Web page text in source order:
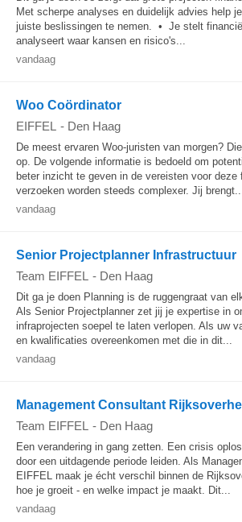
Met scherpe analyses en duidelijk advies help
juiste beslissingen te nemen. • Je stelt
analyseert waar kansen en risico's...
vandaag
Woo Coördinator
EIFFEL - Den Haag
De meest ervaren Woo-juristen van morgen?
op. De volgende informatie is bedoeld om
beter inzicht te geven in de vereisten voor deze
verzoeken worden steeds complexer. Jij
vandaag
Senior Projectplanner Infrastructuur
Team EIFFEL - Den Haag
Dit ga je doen Planning is de ruggengraat van
Als Senior Projectplanner zet jij je expertise in
infraprojecten soepel te laten verlopen. Als uw
en kwalificaties overeenkomen met die in dit...
vandaag
Management Consultant
Team EIFFEL - Den Haag
Een verandering in gang zetten. Een crisis
door een uitdagende periode leiden. Als
EIFFEL maak je écht verschil binnen de
hoe je groeit - en welke impact je maakt. Dit...
vandaag